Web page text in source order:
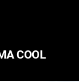
COOL